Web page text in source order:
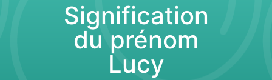
Signification
du prénom
Lucy